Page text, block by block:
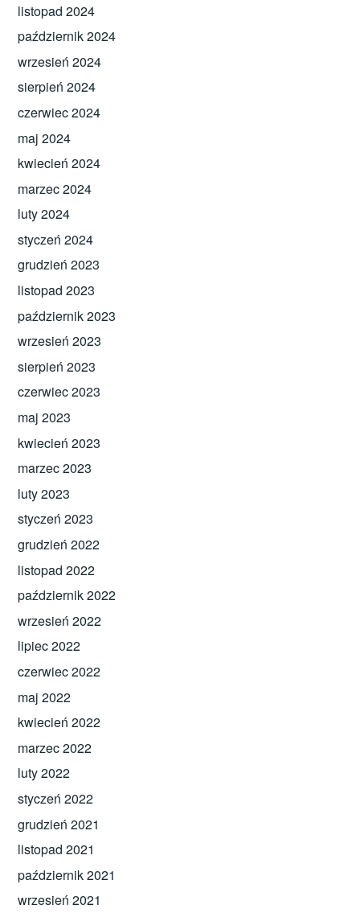
listopad 2024
październik 2024
wrzesień 2024
sierpień 2024
czerwiec 2024
maj 2024
kwiecień 2024
marzec 2024
luty 2024
styczeń 2024
grudzień 2023
listopad 2023
październik 2023
wrzesień 2023
sierpień 2023
czerwiec 2023
maj 2023
kwiecień 2023
marzec 2023
luty 2023
styczeń 2023
grudzień 2022
listopad 2022
październik 2022
wrzesień 2022
lipiec 2022
czerwiec 2022
maj 2022
kwiecień 2022
marzec 2022
luty 2022
styczeń 2022
grudzień 2021
listopad 2021
październik 2021
wrzesień 2021